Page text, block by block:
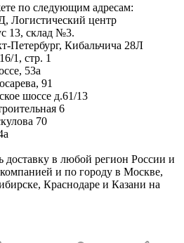
по следующим адресам:
центр
13, склад №3.
Петербург, Кибальчича 28Л
1, стр. 1
53а
91
шоссе д.61/13
6
70
доставку в любой регион России и
и по городу в Москве,
Краснодаре и Казани на